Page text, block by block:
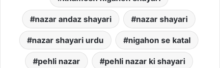
nazar andaz shayari nazar shayari
nazar shayari urdu nigahon se katal
pehli nazar pehli nazar ki shayari